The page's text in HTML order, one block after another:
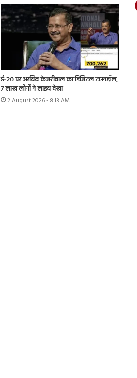
ई-20 पर अरविंद केजरीवाल का डिजिटल टाउनहॉल,
7 लाख लोगों ने लाइव देखा
2 August 2026 - 8:13 AM